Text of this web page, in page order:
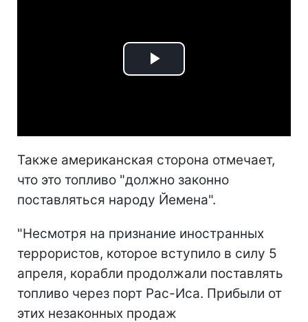
Play
Также американская сторона отмечает,
что это топливо "должно законно
поставляться народу Йемена".
"Несмотря на признание иностранных
террористов, которое вступило в силу 5
апреля, корабли продолжали поставлять
топливо через порт Рас-Иса. Прибыли от
этих незаконных продаж